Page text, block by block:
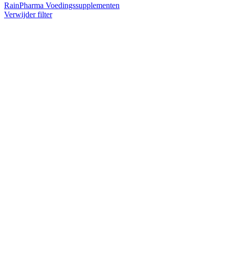
RainPharma Voedingssupplementen
Verwijder filter